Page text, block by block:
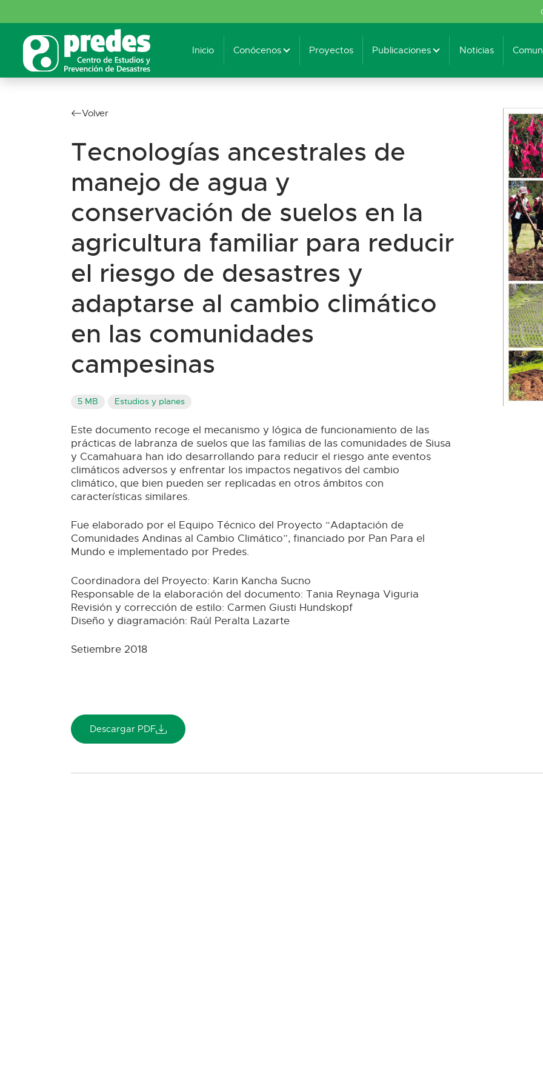
Inicio Conócenos Proyectos Publicaciones Noticias
Volver
Tecnologías ancestrales de
manejo de agua y
conservación de suelos en la
agricultura familiar para reducir
el riesgo de desastres y
adaptarse al cambio climático
en las comunidades
campesinas
5 MB Estudios y planes
Este documento recoge el mecanismo y lógica de funcionamiento de las
prácticas de labranza de suelos que las familias de las comunidades de Siusa
y Ccamahuara han ido desarrollando para reducir el riesgo ante eventos
climáticos adversos y enfrentar los impactos negativos del cambio
climático, que bien pueden ser replicadas en otros ámbitos con
características similares.
Fue elaborado por el Equipo Técnico del Proyecto “Adaptación de
Comunidades Andinas al Cambio Climático”, financiado por Pan Para el
Mundo e implementado por Predes.
Coordinadora del Proyecto: Karin Kancha Sucno
Responsable de la elaboración del documento: Tania Reynaga Viguria
Revisión y corrección de estilo: Carmen Giusti Hundskopf
Diseño y diagramación: Raúl Peralta Lazarte
Setiembre 2018
Descargar PDF